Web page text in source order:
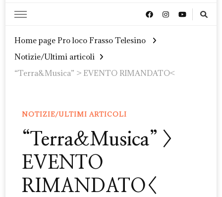
Home page Pro loco Frasso Telesino
Notizie/Ultimi articoli
“Terra&Musica” > EVENTO RIMANDATO<
NOTIZIE/ULTIMI ARTICOLI
“Terra&Musica” >
EVENTO
RIMANDATO<